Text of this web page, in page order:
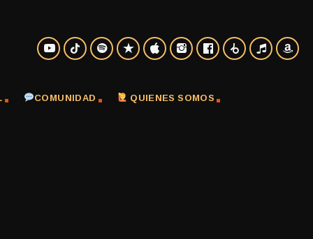
COMUNIDAD QUIENES SOMOS